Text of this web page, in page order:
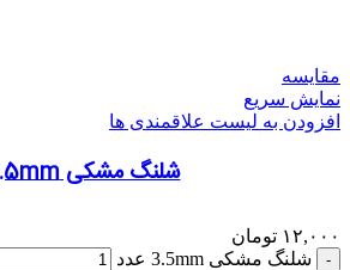
مقایسه
نمایش سریع
افزودن به لیست علاقمندی ها
شلنگ مشکی 3.5mm
۱۲,۰۰۰ تومان
شلنگ مشکی 3.5mm عدد